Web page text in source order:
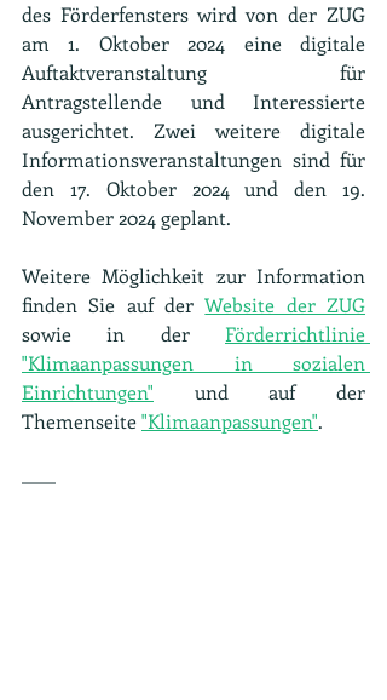
des Förderfensters wird von der ZUG
am 1. Oktober 2024 eine digitale
Auftaktveranstaltung für
Antragstellende und Interessierte
ausgerichtet. Zwei weitere digitale
Informationsveranstaltungen sind für
den 17. Oktober 2024 und den 19.
November 2024 geplant.
Weitere Möglichkeit zur Information
finden Sie auf der Website der ZUG
sowie in der Förderrichtlinie
"Klimaanpassungen in sozialen
Einrichtungen" und auf der
Themenseite "Klimaanpassungen".